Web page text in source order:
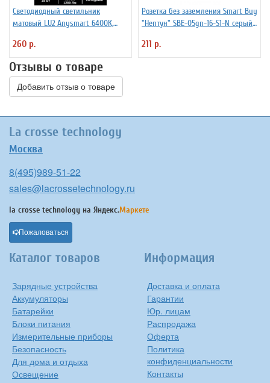
Светодиодный светильник
матовый LU2 Anysmart 6400К,
260 р.
Розетка без заземления Smart Buy
"Нептун" SBE-05gn-16-S1-N серый
211 р.
Отзывы о товаре
Добавить отзыв о товаре
La crosse technology
Москва
8(495)989-51-22
sales@lacrossetechnology.ru
la crosse technology на Яндекс.Маркете
Пожаловаться
Каталог товаров
Зарядные устройства
Аккумуляторы
Батарейки
Блоки питания
Измерительные приборы
Безопасность
Для дома и отдыха
Освещение
Информация
Доставка и оплата
Гарантии
Юр. лицам
Распродажа
Оферта
Политика
конфиденциальности
Контакты